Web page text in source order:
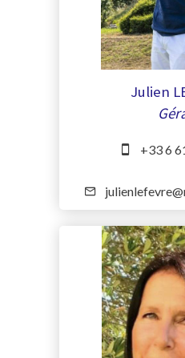
Julien
+33 6